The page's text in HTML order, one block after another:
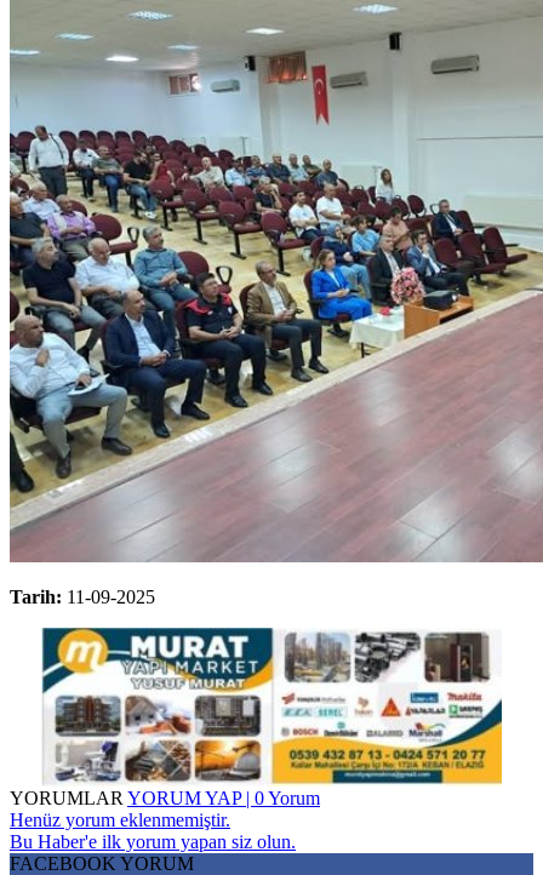
Tarih: 11-09-2025
YORUMLAR YORUM YAP | 0 Yorum
Henüz yorum eklenmemiştir.
Bu Haber'e ilk yorum yapan siz olun.
FACEBOOK YORUM